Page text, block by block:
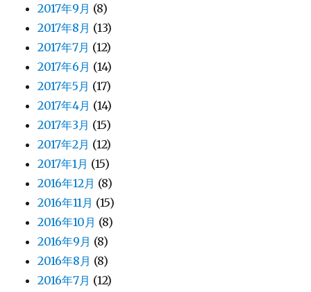
2017年9月 (8)
2017年8月 (13)
2017年7月 (12)
2017年6月 (14)
2017年5月 (17)
2017年4月 (14)
2017年3月 (15)
2017年2月 (12)
2017年1月 (15)
2016年12月 (8)
2016年11月 (15)
2016年10月 (8)
2016年9月 (8)
2016年8月 (8)
2016年7月 (12)